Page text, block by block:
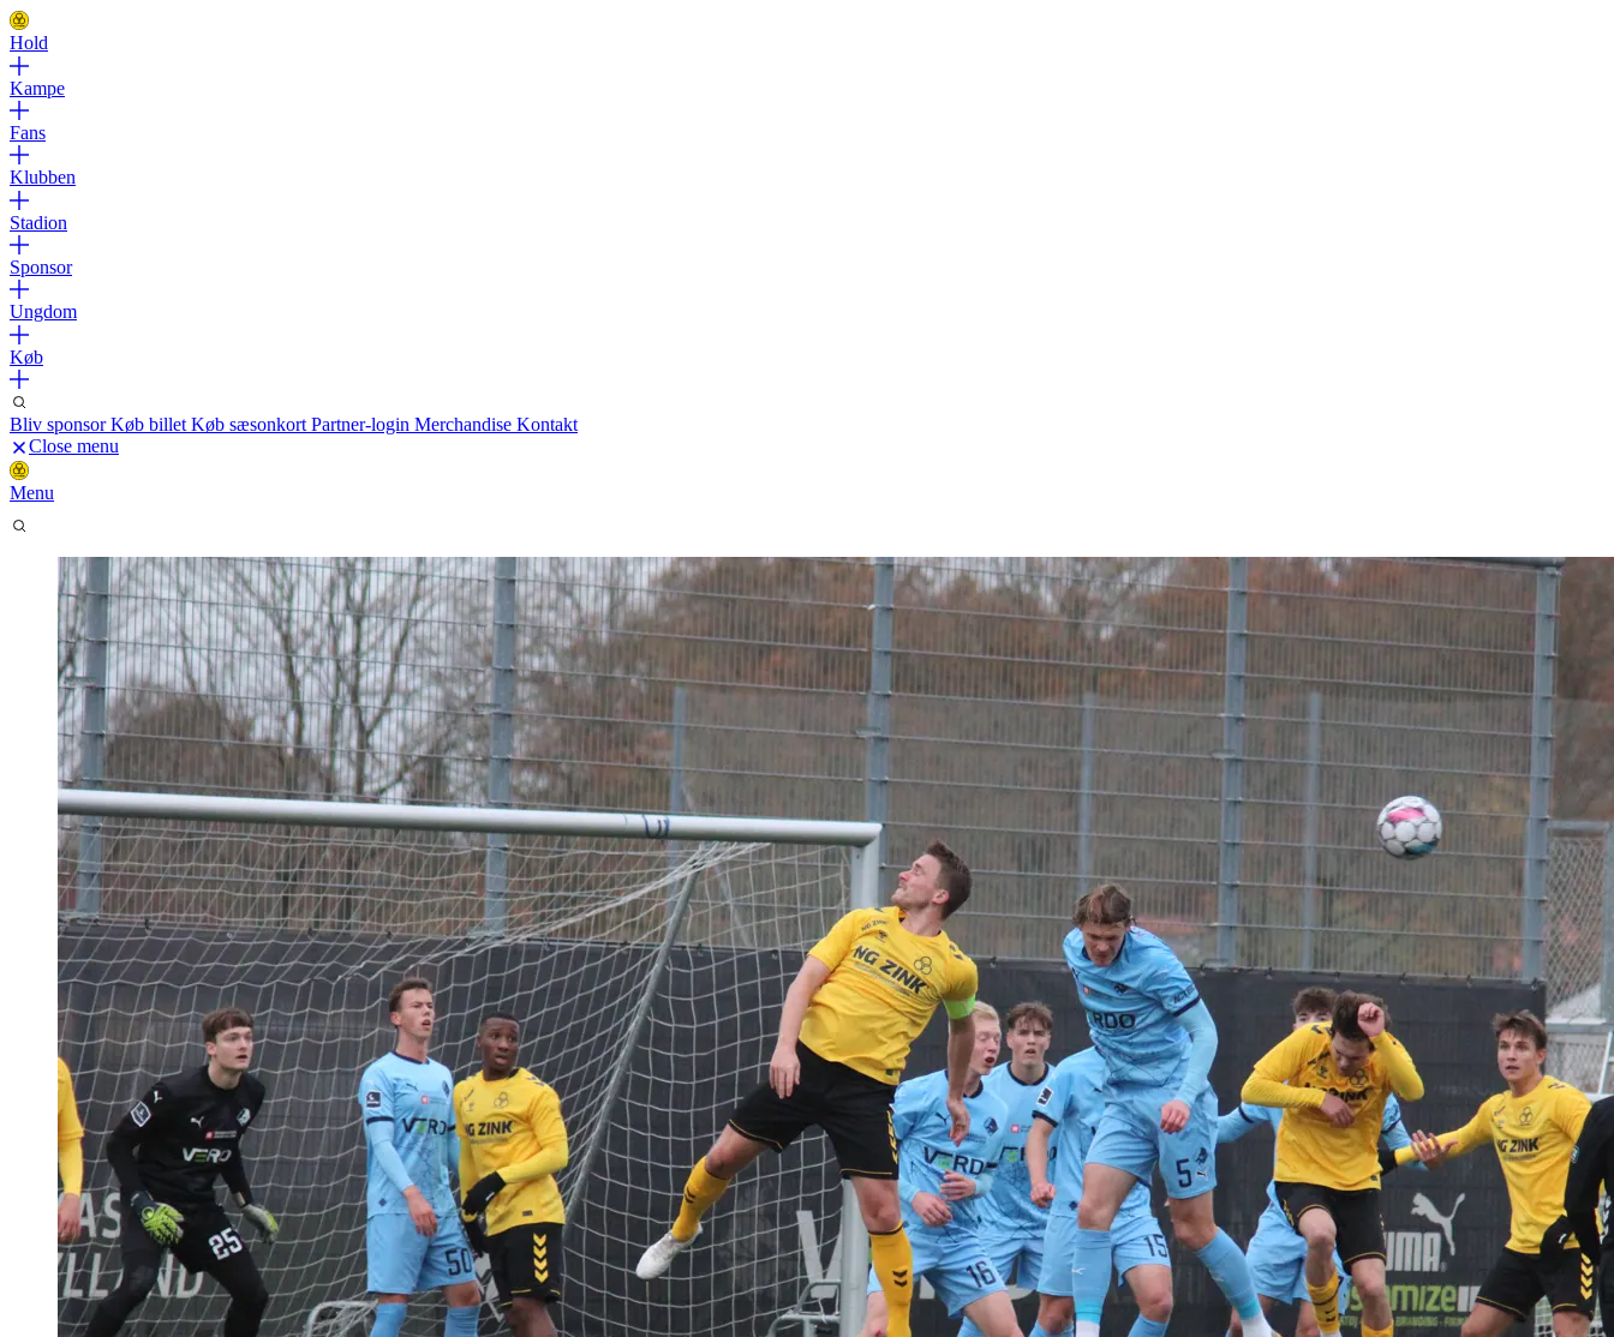
Hold
Kampe
Fans
Klubben
Stadion
Sponsor
Ungdom
Køb
Bliv sponsorKøb billet Køb sæsonkort Partner-login Merchandise Kontakt
Close menu
Menu